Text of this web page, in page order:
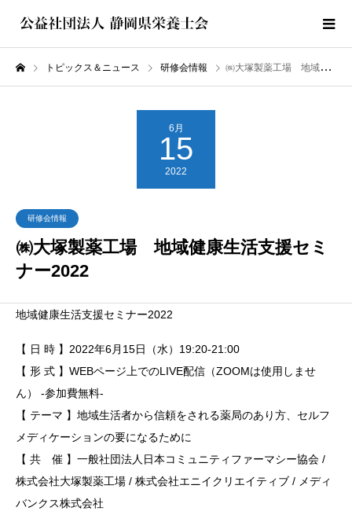
トピックス＆ニュース 研修会情報 ㈱大塚製薬工場 地域健康生活支援セミナー2022
6月
15
2022
研修会情報
㈱大塚製薬工場 地域健康生活支援セミ
ナー2022
地域健康生活支援セミナー2022
【 日 時 】2022年6月15日（水）19:20-21:00
【 形 式 】WEBページ上でのLIVE配信（ZOOMは使用しませ
ん） -参加費無料-
【 テーマ 】地域生活者から信頼をされる薬局のあり方、セルフ
メディケーションの要になるために
【 共 催 】一般社団法人日本コミュニティファーマシー協会 /
株式会社大塚製薬工場 / 株式会社エニイクリエイティブ / メディ
バンクス株式会社